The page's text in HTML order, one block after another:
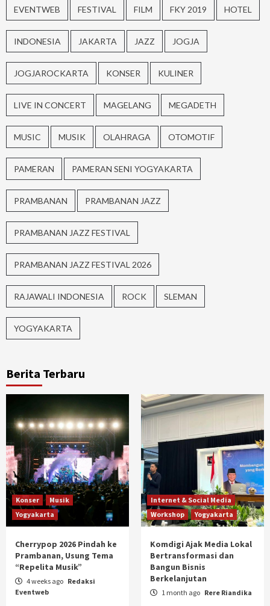
EVENTWEB FESTIVAL FILM FKY 2019 HOTEL
INDONESIA JAKARTA JAZZ JOGJA
JOGJAROCKARTA KONSER KULINER
LIVE IN CONCERT MAGELANG MEGADETH
MUSIC MUSIK OLAHRAGA OTOMOTIF
PAMERAN PAMERAN SENI YOGYAKARTA
PRAMBANAN PRAMBANAN JAZZ
PRAMBANAN JAZZ FESTIVAL
PRAMBANAN JAZZ FESTIVAL 2026
RAJAWALI INDONESIA ROCK SLEMAN
YOGYAKARTA
Berita Terbaru
Konser
Musik
Yogyakarta
Cherrypop 2026 Pindah ke
Prambanan, Usung Tema
“Repelita Musik”
4 weeks ago Redaksi
Eventweb
Internet & Social Media
Workshop
Yogyakarta
Komdigi Ajak Media Lokal
Bertransformasi dan
Bangun Bisnis
Berkelanjutan
1 month ago Rere Riandika